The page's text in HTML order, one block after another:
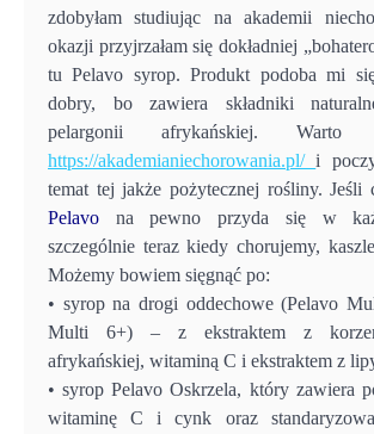
zdobyłam studiując na akademii
okazji przyjrzałam się dokładniej
tu Pelavo syrop. Produkt podoba mi
dobry, bo zawiera składniki
pelargonii afrykańskiej.
https://akademianiechorowania.pl/i
temat tej jakże pożytecznej rośliny. Jeśli
Pelavo na pewno przyda się w
szczególnie teraz kiedy chorujemy,
Możemy bowiem sięgnąć po:
• syrop na drogi oddechowe (Pelavo
Multi 6+) – z ekstraktem z
afrykańskiej, witaminą C i ekstraktem z
• syrop Pelavo Oskrzela, który zawiera
witaminę C i cynk oraz